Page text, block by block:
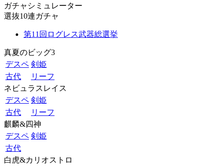
ガチャシミュレーター
選抜10連ガチャ
第11回ログレス武器総選挙
真夏のビッグ3
デスペ 剣姫
古代
リーフ
ネビュラスレイス
デスペ 剣姫
古代
リーフ
麒麟&四神
デスペ 剣姫
古代
白虎&カリオストロ